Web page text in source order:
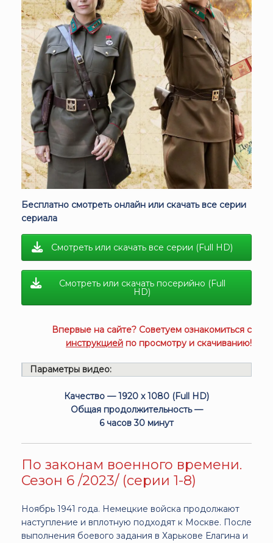
Бесплатно смотреть онлайн или скачать все серии
сериала
Смотреть или скачать все серии (Full HD)
Смотреть или скачать посерийно (Full
HD)
Впервые на сайте? Советуем ознакомиться с
инструкцией по просмотру и скачиванию!
Параметры видео:
Качество — 1920 x 1080 (Full HD)
Общая продолжительность —
6 часов 30 минут
По законам военного времени.
Сезон 6 /2023/ (серии 1-8)
Ноябрь 1941 года. Немецкие войска продолжают
наступление и вплотную подходят к Москве. После
выполнения боевого задания в Харькове Елагина и